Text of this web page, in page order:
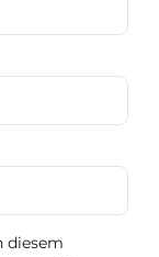
diesem